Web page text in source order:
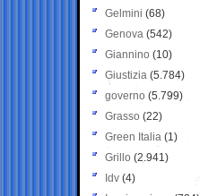
Gelmini (68)
Genova (542)
Giannino (10)
Giustizia (5.784)
governo (5.799)
Grasso (22)
Green Italia (1)
Grillo (2.941)
Idv (4)